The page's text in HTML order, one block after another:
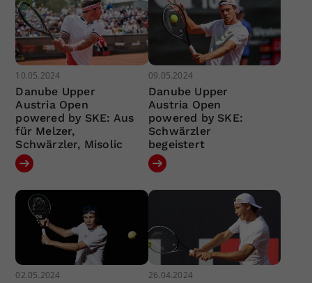
10.05.2024
Danube Upper
Austria Open
powered by SKE: Aus
für Melzer,
Schwärzler, Misolic
09.05.2024
Danube Upper
Austria Open
powered by SKE:
Schwärzler
begeistert
02.05.2024 26.04.2024